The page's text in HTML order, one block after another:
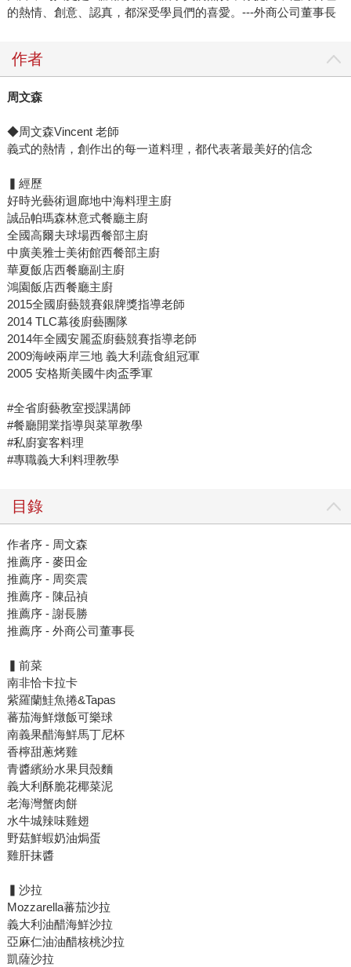
的熱情、創意、認真，都深受學員們的喜愛。---外商公司董事長
作者
周文森
◆周文森Vincent 老師
義式的熱情，創作出的每一道料理，都代表著最美好的信念
▍經歷
好時光藝術迴廊地中海料理主廚
誠品帕瑪森林意式餐廳主廚
全國高爾夫球場西餐部主廚
中廣美雅士美術館西餐部主廚
華夏飯店西餐廳副主廚
鴻園飯店西餐廳主廚
2015全國廚藝競賽銀牌獎指導老師
2014 TLC幕後廚藝團隊
2014年全國安麗盃廚藝競賽指導老師
2009海峽兩岸三地 義大利蔬食組冠軍
2005 安格斯美國牛肉盃季軍
#全省廚藝教室授課講師
#餐廳開業指導與菜單教學
#私廚宴客料理
#專職義大利料理教學
目錄
作者序 - 周文森
推薦序 - 麥田金
推薦序 - 周奕震
推薦序 - 陳品禎
推薦序 - 謝長勝
推薦序 - 外商公司董事長
▍前菜
南非恰卡拉卡
紫羅蘭鮭魚捲&Tapas
蕃茄海鮮燉飯可樂球
南義果醋海鮮馬丁尼杯
香檸甜蔥烤雞
青醬繽紛水果貝殼麵
義大利酥脆花椰菜泥
老海灣蟹肉餅
水牛城辣味雞翅
野菇鮮蝦奶油焗蛋
雞肝抹醬
▍沙拉
Mozzarella蕃茄沙拉
義大利油醋海鮮沙拉
亞麻仁油油醋核桃沙拉
凱薩沙拉